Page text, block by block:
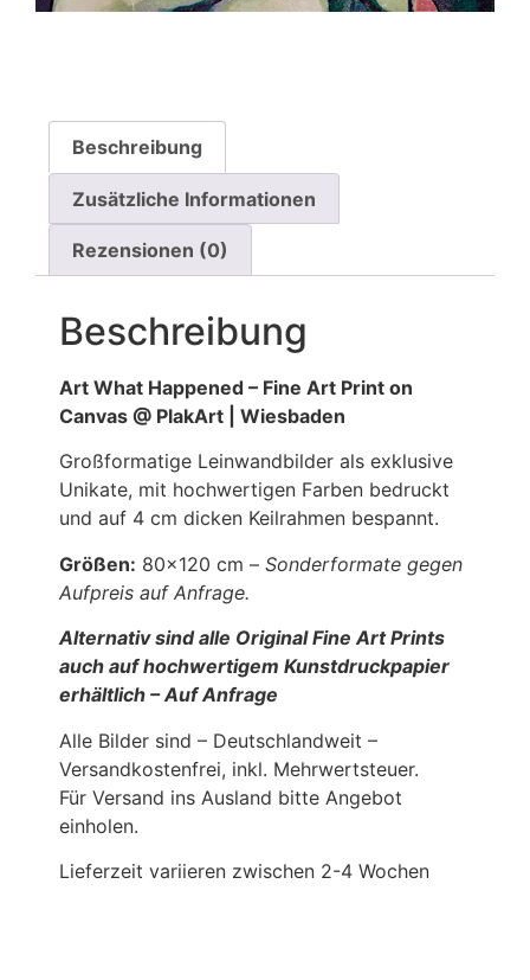
Beschreibung
Zusätzliche Informationen
Rezensionen (0)
Beschreibung
Art What Happened – Fine Art Print on
Canvas @ PlakArt | Wiesbaden
Großformatige Leinwandbilder als exklusive
Unikate, mit hochwertigen Farben bedruckt
und auf 4 cm dicken Keilrahmen bespannt.
Größen: 80×120 cm – Sonderformate gegen
Aufpreis auf Anfrage.
Alternativ sind alle Original Fine Art Prints
auch auf hochwertigem Kunstdruckpapier
erhältlich – Auf Anfrage
Alle Bilder sind – Deutschlandweit –
Versandkostenfrei, inkl. Mehrwertsteuer.
Für Versand ins Ausland bitte Angebot
einholen.
Lieferzeit variieren zwischen 2-4 Wochen